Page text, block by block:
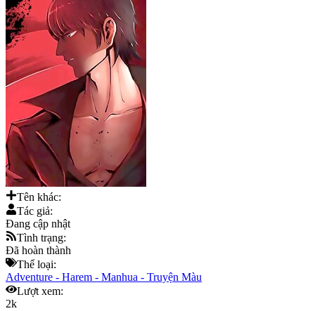
Tên khác:
Tác giả:
Đang cập nhật
Tình trạng:
Đã hoàn thành
Thể loại:
Adventure - Harem - Manhua - Truyện Màu
Lượt xem:
2k